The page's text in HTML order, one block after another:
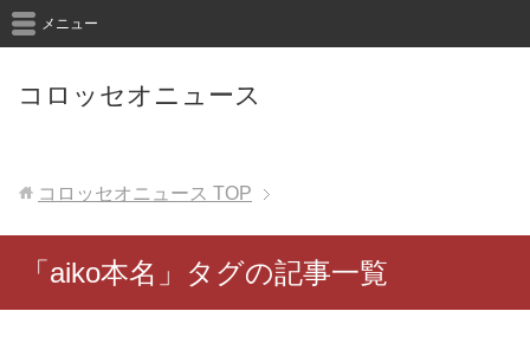
コロッセオニュース
メニュー
コロッセオニュース TOP
「aiko本名」タグの記事一覧